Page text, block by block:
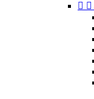
 